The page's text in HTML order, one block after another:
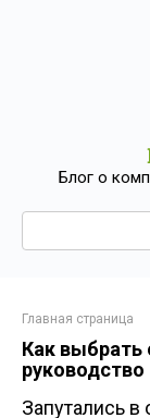
Блог о
Главная страница
Как выбрать
руководство
Запутались в